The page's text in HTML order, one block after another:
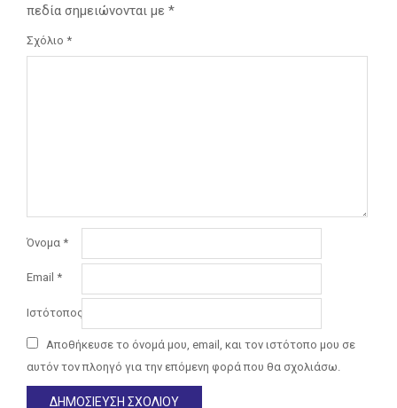
πεδία σημειώνονται με *
Σχόλιο *
Όνομα *
Email *
Ιστότοπος
Αποθήκευσε το όνομά μου, email, και τον ιστότοπο μου σε
αυτόν τον πλοηγό για την επόμενη φορά που θα σχολιάσω.